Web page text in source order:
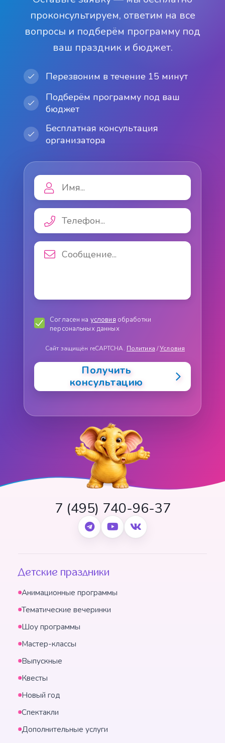
проконсультируем, ответим на все
вопросы и подберём программу под
ваш праздник и бюджет.
Перезвоним в течение 15 минут
Подберём программу под ваш
бюджет
Бесплатная консультация
организатора
Согласен на условия обработки
персональных данных
Сайт защищён reCAPTCHA. Политика /Условия
Получить
консультацию
7 (495) 740-96-37
Детские праздники
Анимационные программы
Тематические вечеринки
Шоу программы
Мастер-классы
Выпускные
Квесты
Новый год
Спектакли
Дополнительные услуги